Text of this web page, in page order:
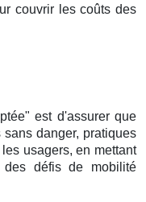
couvrir les coûts des
est d'assurer que
danger, pratiques
usagers, en mettant
des défis de mobilité